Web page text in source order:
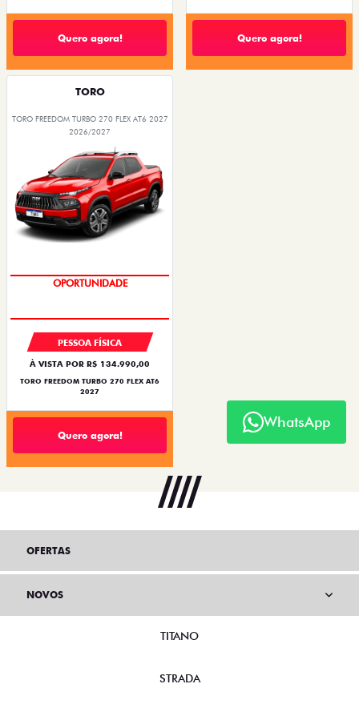
Quero agora! Quero agora!
TORO
TORO FREEDOM TURBO 270 FLEX AT6 2027
2026/2027
OPORTUNIDADE
PESSOA FÍSICA
À VISTA POR R$ 134.990,00
TORO FREEDOM TURBO 270 FLEX AT6
2027
Quero agora!
WhatsApp
OFERTAS
NOVOS
TITANO
STRADA